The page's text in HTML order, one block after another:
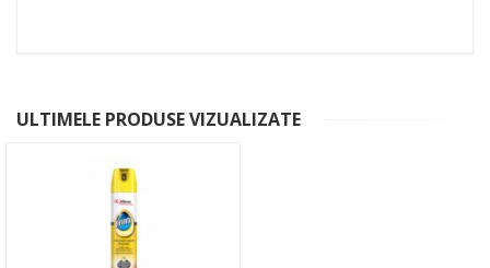
ULTIMELE PRODUSE VIZUALIZATE